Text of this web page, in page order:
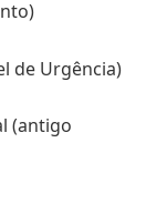
de Urgência)
(antigo